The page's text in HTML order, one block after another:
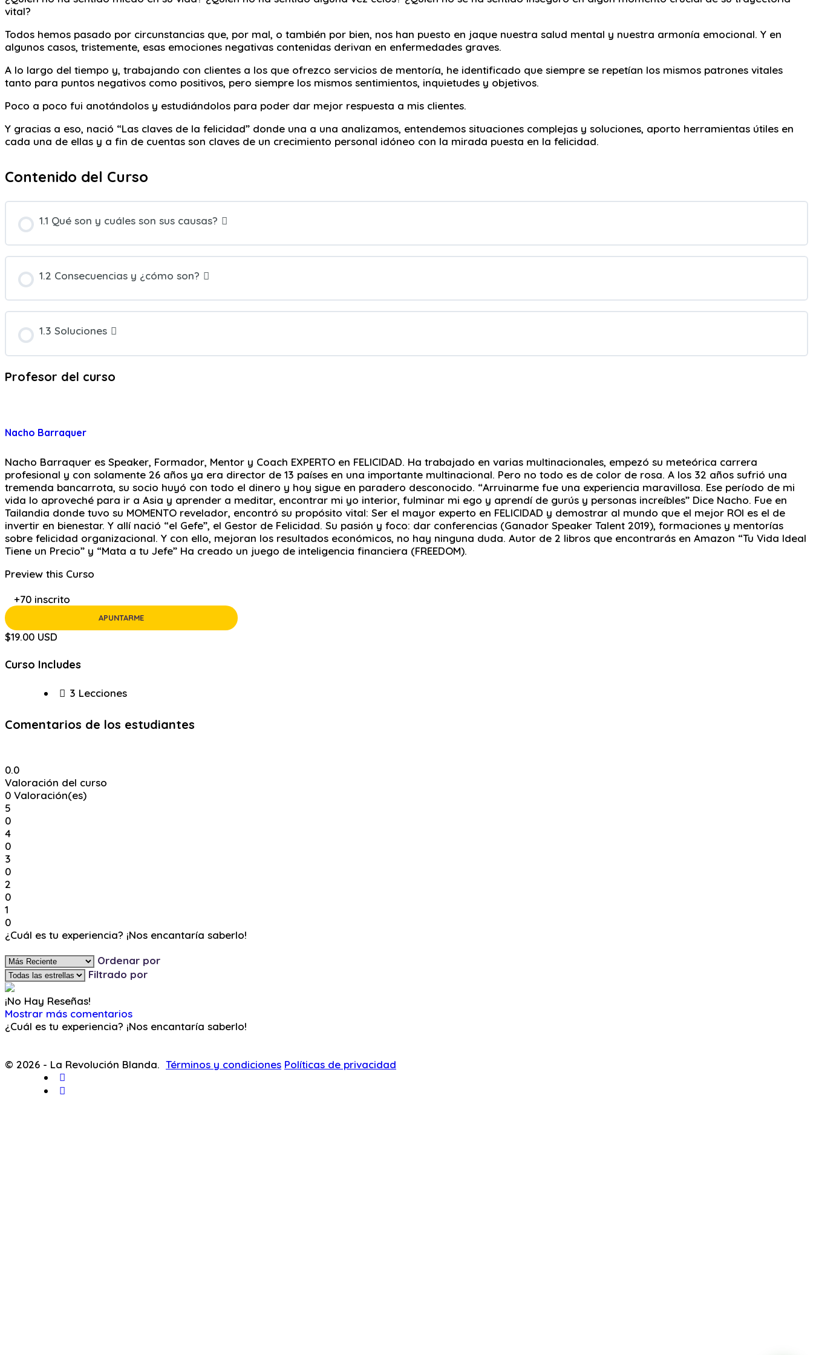
vital?
Todos hemos pasado por circunstancias que, por mal, o también por bien, nos han puesto en jaque nuestra salud mental y nuestra armonía emocional. Y en
algunos casos, tristemente, esas emociones negativas contenidas derivan en enfermedades graves.
A lo largo del tiempo y, trabajando con clientes a los que ofrezco servicios de mentoría, he identificado que siempre se repetían los mismos patrones vitales
tanto para puntos negativos como positivos, pero siempre los mismos sentimientos, inquietudes y objetivos.
Poco a poco fui anotándolos y estudiándolos para poder dar mejor respuesta a mis clientes.
Y gracias a eso, nació “Las claves de la felicidad” donde una a una analizamos, entendemos situaciones complejas y soluciones, aporto herramientas útiles en
cada una de ellas y a fin de cuentas son claves de un crecimiento personal idóneo con la mirada puesta en la felicidad.
Contenido del Curso
1.1 Qué son y cuáles son sus causas?
1.2 Consecuencias y ¿cómo son?
1.3 Soluciones
Profesor del curso
Nacho Barraquer
Nacho Barraquer es Speaker, Formador, Mentor y Coach EXPERTO en FELICIDAD. Ha trabajado en varias multinacionales, empezó su meteórica carrera
profesional y con solamente 26 años ya era director de 13 países en una importante multinacional. Pero no todo es de color de rosa. A los 32 años sufrió una
tremenda bancarrota, su socio huyó con todo el dinero y hoy sigue en paradero desconocido. “Arruinarme fue una experiencia maravillosa. Ese período de mi
vida lo aproveché para ir a Asia y aprender a meditar, encontrar mi yo interior, fulminar mi ego y aprendí de gurús y personas increíbles” Dice Nacho. Fue en
Tailandia donde tuvo su MOMENTO revelador, encontró su propósito vital: Ser el mayor experto en FELICIDAD y demostrar al mundo que el mejor ROI es el de
invertir en bienestar. Y allí nació “el Gefe”, el Gestor de Felicidad. Su pasión y foco: dar conferencias (Ganador Speaker Talent 2019), formaciones y mentorías
sobre felicidad organizacional. Y con ello, mejoran los resultados económicos, no hay ninguna duda. Autor de 2 libros que encontrarás en Amazon “Tu Vida Ideal
Tiene un Precio” y “Mata a tu Jefe” Ha creado un juego de inteligencia financiera (FREEDOM).
Preview this Curso
+70 inscrito
APUNTARME
$19.00 USD
Curso Includes
3 Lecciones
Comentarios de los estudiantes
0.0
Valoración del curso
0 Valoración(es)
5
0
4
0
3
0
2
0
1
0
¿Cuál es tu experiencia? ¡Nos encantaría saberlo!
Ordenar por
Filtrado por
¡No Hay Reseñas!
Mostrar más comentarios
¿Cuál es tu experiencia? ¡Nos encantaría saberlo!
© 2026 - La Revolución Blanda. Términos y condiciones Políticas de privacidad